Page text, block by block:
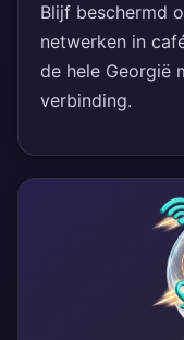
Blijf beschermd
netwerken in
de hele Georgië
verbinding.